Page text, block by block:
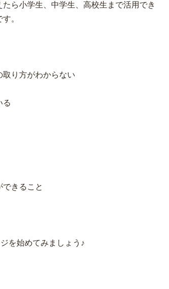
ら小学生、中学生、高校生まで活用でき
。
取り方がわからない
る
できること
を始めてみましょう♪